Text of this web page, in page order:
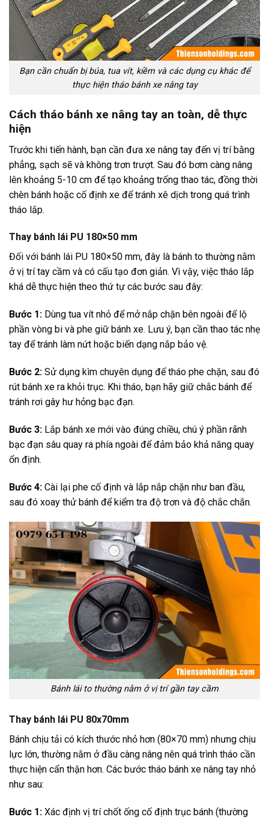
Bạn cần chuẩn bị búa, tua vít, kiềm và các dụng cụ khác để
thực hiện tháo bánh xe nâng tay
Cách tháo bánh xe nâng tay an toàn, dễ thực
hiện
Trước khi tiến hành, bạn cần đưa xe nâng tay đến vị trí bằng
phẳng, sạch sẽ và không trơn trượt. Sau đó bơm càng nâng
lên khoảng 5-10 cm để tạo khoảng trống thao tác, đồng thời
chèn bánh hoặc cố định xe để tránh xê dịch trong quá trình
tháo lắp.
Thay bánh lái PU 180×50 mm
Đối với bánh lái PU 180×50 mm, đây là bánh to thường nằm
ở vị trí tay cầm và có cấu tạo đơn giản. Vì vậy, việc tháo lắp
khá dễ thực hiện theo thứ tự các bước sau đây:
Bước 1: Dùng tua vít nhỏ để mở nắp chặn bên ngoài để lộ
phần vòng bi và phe giữ bánh xe. Lưu ý, bạn cần thao tác nhẹ
tay để tránh làm nứt hoặc biến dạng nắp bảo vệ.
Bước 2: Sử dụng kìm chuyên dụng để tháo phe chặn, sau đó
rút bánh xe ra khỏi trục. Khi tháo, bạn hãy giữ chắc bánh để
tránh rơi gây hư hỏng bạc đạn.
Bước 3: Lắp bánh xe mới vào đúng chiều, chú ý phần rãnh
bạc đạn sâu quay ra phía ngoài để đảm bảo khả năng quay
ổn định.
Bước 4: Cài lại phe cố định và lắp nắp chặn như ban đầu,
sau đó xoay thử bánh để kiểm tra độ trơn và độ chắc chắn.
Bánh lái to thường nằm ở vị trí gần tay cầm
Thay bánh lái PU 80x70mm
Bánh chịu tải có kích thước nhỏ hơn (80×70 mm) nhưng chịu
lực lớn, thường nằm ở đầu càng nâng nên quá trình tháo cần
thực hiện cẩn thận hơn. Các bước tháo bánh xe nâng tay nhỏ
như sau:
Bước 1: Xác định vị trí chốt ống cố định trục bánh (thường